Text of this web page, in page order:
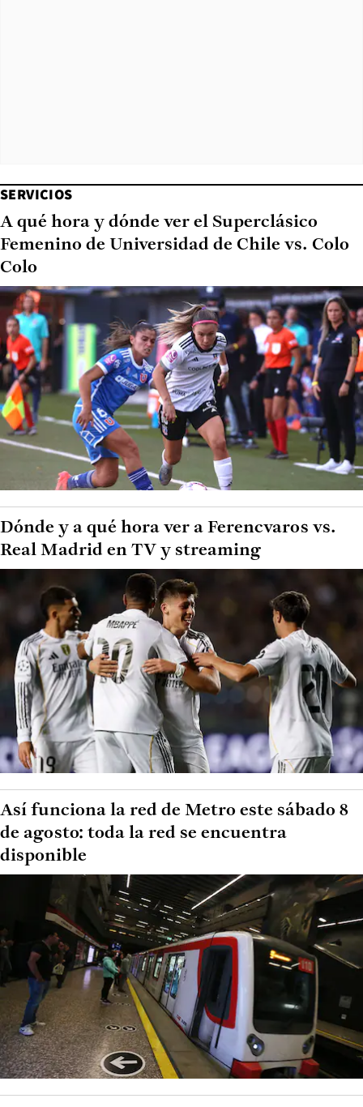
SERVICIOS
A qué hora y dónde ver el Superclásico
Femenino de Universidad de Chile vs. Colo
Colo
Dónde y a qué hora ver a Ferencvaros vs.
Real Madrid en TV y streaming
Así funciona la red de Metro este sábado 8
de agosto: toda la red se encuentra
disponible